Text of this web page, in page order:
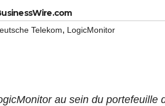
Telekom, LogicMonitor
au sein du